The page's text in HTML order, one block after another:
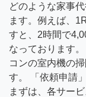
どのような家事
ます。例えば、
すと、2時間で
なっております
コンの室内機の
す。 「依頼申請
まずは、各サー